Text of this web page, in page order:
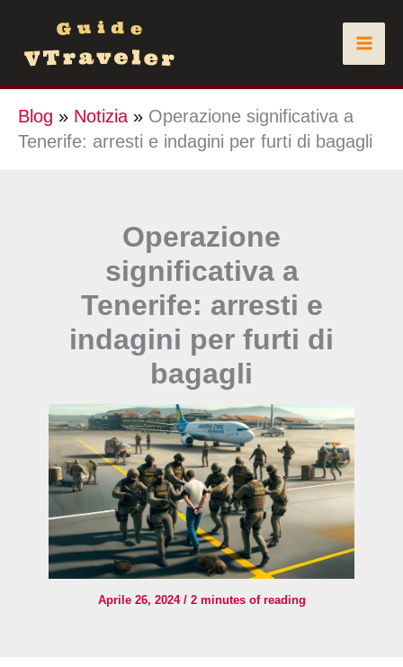
contenuto
Blog » Notizia » Operazione significativa a
Tenerife: arresti e indagini per furti di bagagli
Operazione
significativa a
Tenerife: arresti e
indagini per furti di
bagagli
Aprile 26, 2024 / 2 minutes of reading